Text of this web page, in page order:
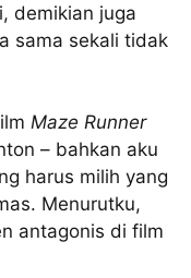
demikian juga
sama sekali tidak
Maze Runner
– bahkan aku
harus milih yang
Menurutku,
antagonis di film